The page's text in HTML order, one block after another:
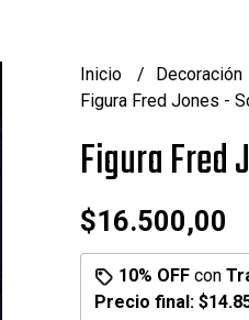
Inicio Decoración
Figura Fred Jones -
Figura Fred
$16.500,00
10% OFFcon
Precio final: